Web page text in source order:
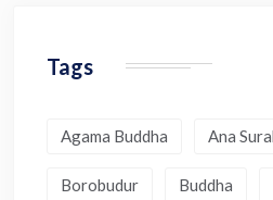
Tags
Agama Buddha Ana
Borobudur Buddha